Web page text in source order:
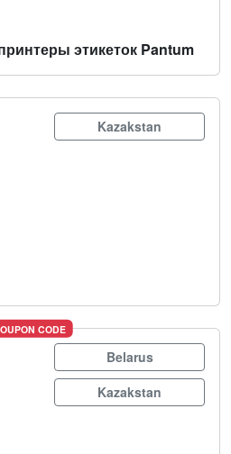
этикеток Pantum
Kazakstan
CODE
Belarus
Kazakstan